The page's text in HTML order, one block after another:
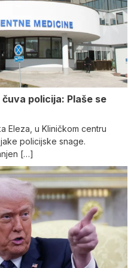
policija: Plaše se
Eleza, u Kliničkom centru
policijske snage.
[…]